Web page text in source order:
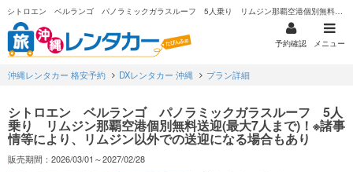
シトロエン ベルランゴ パノラミックガラスルーフ 5人乗り リムジン那覇空港個別無料送迎(最大7人まで)！※諸事情等により、リムジン以外での送迎になる場合もあり
予約確認 メニュー
沖縄レンタカー 格安予約 DXレンタカー 沖縄 プラン詳細
シトロエン ベルランゴ パノラミックガラスルーフ 5人
乗り リムジン那覇空港個別無料送迎(最大7人まで)！※諸事
情等により、リムジン以外での送迎になる場合もあり
販売期間：2026/03/01～2027/02/28